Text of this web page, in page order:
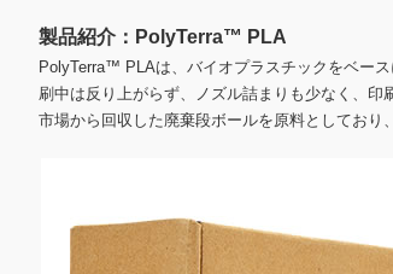
製品紹介：PolyTerra™ PLA
PolyTerra™ PLAは、バイオプラスチックをベー
刷中は反り上がらず、ノズル詰まりも少なく、
市場から回収した廃棄段ボールを原料としており